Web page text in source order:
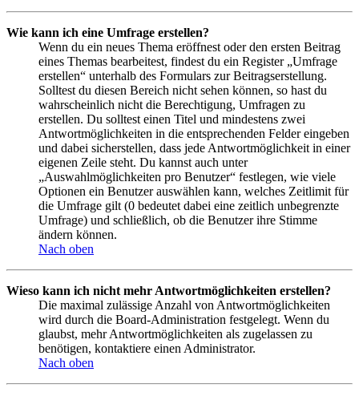
Wie kann ich eine Umfrage erstellen?
Wenn du ein neues Thema eröffnest oder den ersten Beitrag
eines Themas bearbeitest, findest du ein Register „Umfrage
erstellen“ unterhalb des Formulars zur Beitragserstellung.
Solltest du diesen Bereich nicht sehen können, so hast du
wahrscheinlich nicht die Berechtigung, Umfragen zu
erstellen. Du solltest einen Titel und mindestens zwei
Antwortmöglichkeiten in die entsprechenden Felder eingeben
und dabei sicherstellen, dass jede Antwortmöglichkeit in einer
eigenen Zeile steht. Du kannst auch unter
„Auswahlmöglichkeiten pro Benutzer“ festlegen, wie viele
Optionen ein Benutzer auswählen kann, welches Zeitlimit für
die Umfrage gilt (0 bedeutet dabei eine zeitlich unbegrenzte
Umfrage) und schließlich, ob die Benutzer ihre Stimme
ändern können.
Nach oben
Wieso kann ich nicht mehr Antwortmöglichkeiten erstellen?
Die maximal zulässige Anzahl von Antwortmöglichkeiten
wird durch die Board-Administration festgelegt. Wenn du
glaubst, mehr Antwortmöglichkeiten als zugelassen zu
benötigen, kontaktiere einen Administrator.
Nach oben